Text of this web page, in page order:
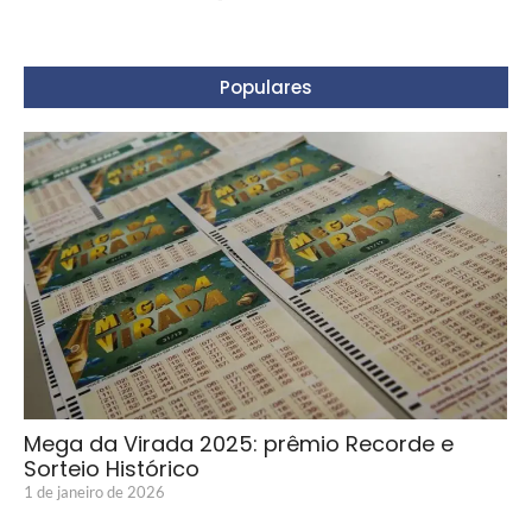
Populares
Mega da Virada 2025: prêmio Recorde e
Sorteio Histórico
1 de janeiro de 2026